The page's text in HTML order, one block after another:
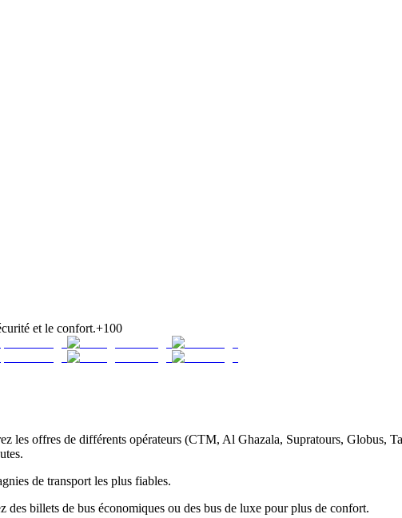
et le confort.+100
les offres de différents opérateurs (CTM, Al Ghazala, Supratours, Globus,
de transport les plus fiables.
billets de bus économiques ou des bus de luxe pour plus de confort.